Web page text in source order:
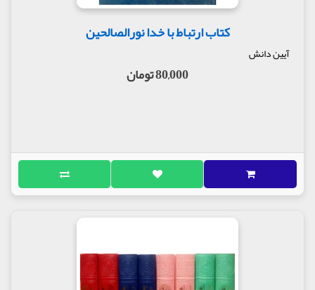
کتاب ارتباط با خدا نورالصالحین
آیین دانش
80,000 تومان